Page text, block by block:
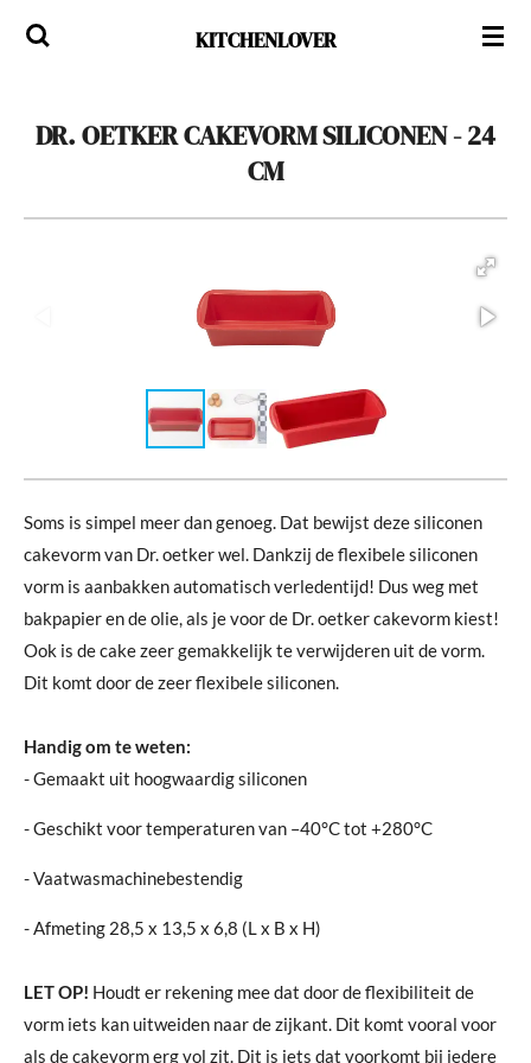
Ga
KITCHENLOVER
DR. OETKER CAKEVORM SILICONEN - 24
CM
Soms is simpel meer dan genoeg. Dat bewijst deze siliconen
cakevorm van Dr. oetker wel. Dankzij de flexibele siliconen
vorm is aanbakken automatisch verledentijd! Dus weg met
bakpapier en de olie, als je voor de Dr. oetker cakevorm kiest!
Ook is de cake zeer gemakkelijk te verwijderen uit de vorm.
Dit komt door de zeer flexibele siliconen.
Handig om te weten:
- Gemaakt uit hoogwaardig siliconen
- Geschikt voor temperaturen van –40°C tot +280°C
- Vaatwasmachinebestendig
- Afmeting 28,5 x 13,5 x 6,8 (L x B x H)
LET OP! Houdt er rekening mee dat door de flexibiliteit de
vorm iets kan uitweiden naar de zijkant. Dit komt vooral voor
als de cakevorm erg vol zit. Dit is iets dat voorkomt bij iedere